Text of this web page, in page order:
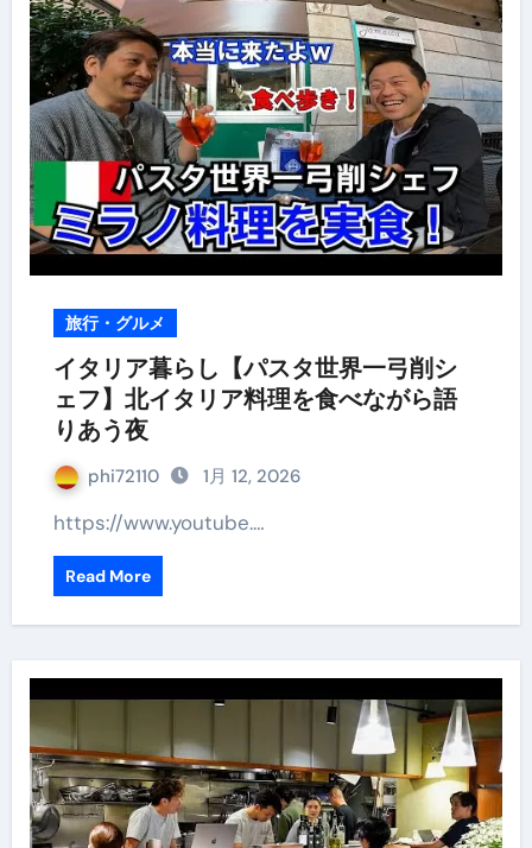
旅行・グルメ
イタリア暮らし【パスタ世界一弓削シ
ェフ】北イタリア料理を食べながら語
りあう夜
phi72110 1月 12, 2026
https://www.youtube.…
Read More